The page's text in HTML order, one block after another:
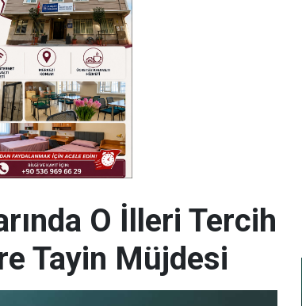
O İlleri Tercih
Tayin Müjdesi